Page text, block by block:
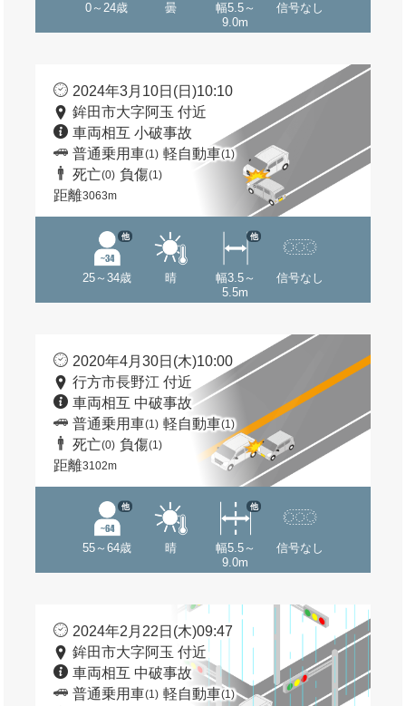
0～24歳 曇
幅5.5～
9.0m
信号なし
2024年3月10日(日)10:10
鉾田市大字阿玉 付近
車両相互 小破事故
普通乗用車(1) 軽自動車(1)
死亡(0) 負傷(1)
距離3063m
25～34歳
他
晴
幅3.5～
5.5m
他
信号なし
2020年4月30日(木)10:00
行方市長野江 付近
車両相互 中破事故
普通乗用車(1) 軽自動車(1)
死亡(0) 負傷(1)
距離3102m
55～64歳
他
晴
幅5.5～
9.0m
他
信号なし
2024年2月22日(木)09:47
鉾田市大字阿玉 付近
車両相互 中破事故
普通乗用車(1) 軽自動車(1)